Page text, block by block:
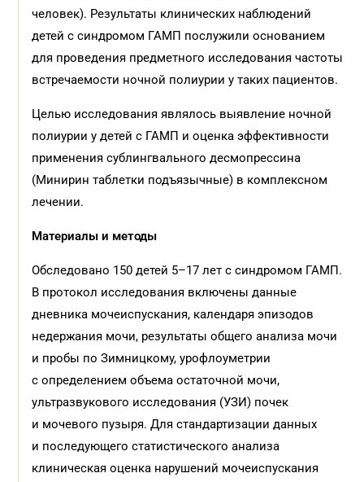
человек). Результаты клинических наблюдений
детей с синдромом ГАМП послужили основанием
для проведения предметного исследования частоты
встречаемости ночной полиурии у таких пациентов.
Целью исследования являлось выявление ночной
полиурии у детей с ГАМП и оценка эффективности
применения сублингвального десмопрессина
(Минирин таблетки подъязычные) в комплексном
лечении.
Материалы и методы
Обследовано 150 детей 5–17 лет с синдромом ГАМП.
В протокол исследования включены данные
дневника мочеиспускания, календаря эпизодов
недержания мочи, результаты общего анализа мочи
и пробы по Зимницкому, урофлоуметрии
с определением объема остаточной мочи,
ультразвукового исследования (УЗИ) почек
и мочевого пузыря. Для стандартизации данных
и последующего статистического анализа
клиническая оценка нарушений мочеиспускания